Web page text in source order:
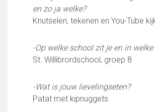
Jeugdopleiding FC Lisse
Profiel Jeugdtrainers
Beleidsplan Jeugd
Keepersopleiding
Zakelijk
LED-boarding NIEUW!
en zo ja welke?
Knutselen, tekenen en You-Tube
-Op welke school zit je en in welke
St. Willibrordschool, groep 8
-Wat is jouw lievelingseten?
Patat met kipnuggets